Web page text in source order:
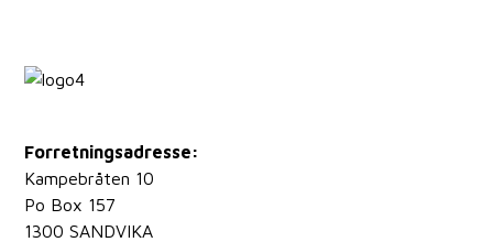
Forretningsadresse:
Kampebråten 10
Po Box 157
1300 SANDVIKA